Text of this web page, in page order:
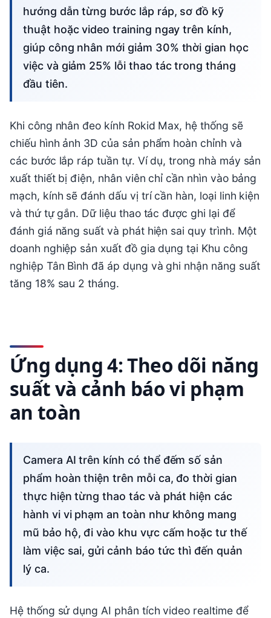
hướng dẫn từng bước lắp ráp, sơ đồ kỹ
thuật hoặc video training ngay trên kính,
giúp công nhân mới giảm 30% thời gian học
việc và giảm 25% lỗi thao tác trong tháng
đầu tiên.
Khi công nhân đeo kính Rokid Max, hệ thống sẽ
chiếu hình ảnh 3D của sản phẩm hoàn chỉnh và
các bước lắp ráp tuần tự. Ví dụ, trong nhà máy sản
xuất thiết bị điện, nhân viên chỉ cần nhìn vào bảng
mạch, kính sẽ đánh dấu vị trí cần hàn, loại linh kiện
và thứ tự gắn. Dữ liệu thao tác được ghi lại để
đánh giá năng suất và phát hiện sai quy trình. Một
doanh nghiệp sản xuất đồ gia dụng tại Khu công
nghiệp Tân Bình đã áp dụng và ghi nhận năng suất
tăng 18% sau 2 tháng.
Ứng dụng 4: Theo dõi năng
suất và cảnh báo vi phạm
an toàn
Camera AI trên kính có thể đếm số sản
phẩm hoàn thiện trên mỗi ca, đo thời gian
thực hiện từng thao tác và phát hiện các
hành vi vi phạm an toàn như không mang
mũ bảo hộ, đi vào khu vực cấm hoặc tư thế
làm việc sai, gửi cảnh báo tức thì đến quản
lý ca.
Hệ thống sử dụng AI phân tích video realtime để